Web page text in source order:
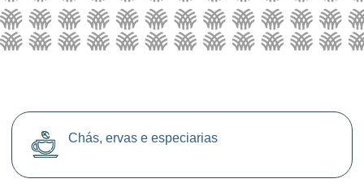
Chás, ervas e especiarias